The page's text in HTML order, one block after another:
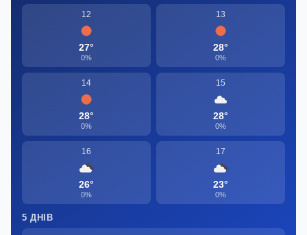
12
27°
0%
13
28°
0%
14
28°
0%
15
28°
0%
16
26°
0%
17
23°
0%
5 ДНІВ